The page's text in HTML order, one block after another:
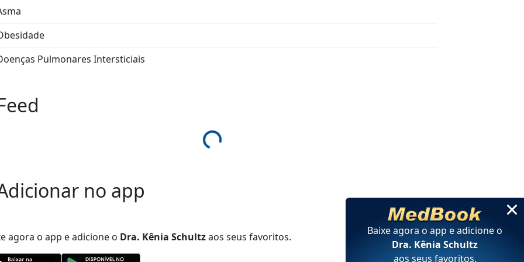
Pulmonares Intersticiais
Loading...
no app
agora o app e adicione o Dra. Kênia Schultzaos seus favoritos. Baixe agora o app e adicioneo
Dra. Kênia Schultz
aos seus favoritos.